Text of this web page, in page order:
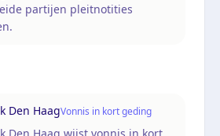
partijen pleitnotities
Den HaagVonnis in kort geding
Den Haag wijst vonnis in kort